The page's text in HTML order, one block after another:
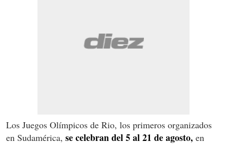
Los Juegos Olímpicos de Rio, los primeros organizados
en Sudamérica, se celebran del 5 al 21 de agosto, en